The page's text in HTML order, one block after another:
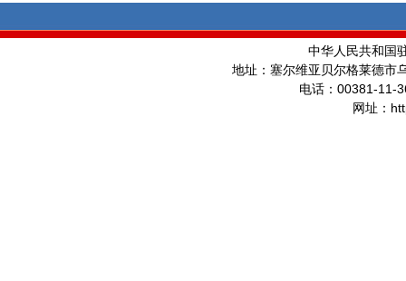
中华人民共和国
地址：塞尔维亚贝尔格莱德市
电话： 00381-11-
网址：